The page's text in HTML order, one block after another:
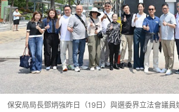
保安局局長鄧炳強昨日（19日）與選委界立法會議